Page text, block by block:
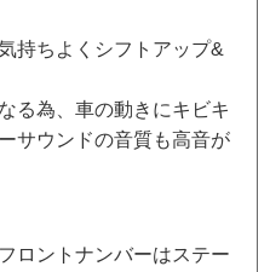
持ちよくシフトアップ&
る為、車の動きにキビキ
サウンドの音質も高音が
ロントナンバーはステー